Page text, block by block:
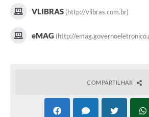
VLIBRAS (http://vlibras.com.br)
eMAG (http://
COMPARTILHAR